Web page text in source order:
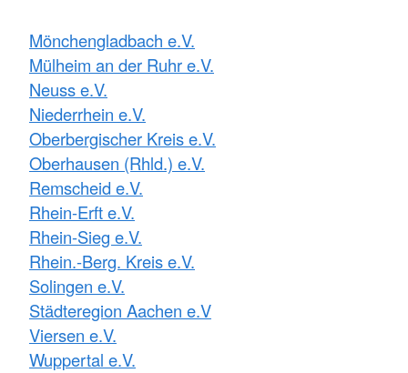
Mönchengladbach e.V.
Mülheim an der Ruhr e.V.
Neuss e.V.
Niederrhein e.V.
Oberbergischer Kreis e.V.
Oberhausen (Rhld.) e.V.
Remscheid e.V.
Rhein-Erft e.V.
Rhein-Sieg e.V.
Rhein.-Berg. Kreis e.V.
Solingen e.V.
Städteregion Aachen e.V
Viersen e.V.
Wuppertal e.V.